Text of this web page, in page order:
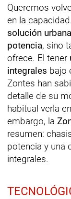
Queremos
en la
solución
potencia, sino
ofrece. El tener
integrales bajo
Zontes han
detalle de su
habitual verla
embargo, la
resumen:
potencia y una
integrales.